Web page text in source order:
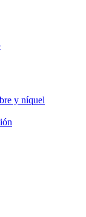
y níquel